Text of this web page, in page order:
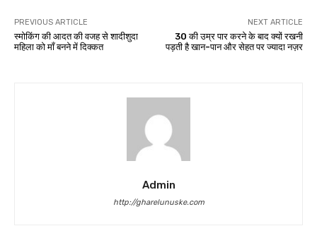
PREVIOUS ARTICLE
स्मोकिंग की आदत की वजह से शादीशुदा
महिला को माँ बनने में दिक्कत
NEXT ARTICLE
30 की उम्र पार करने के बाद क्यों रखनी
पड़ती है खान-पान और सेहत पर ज्यादा नज़र
Admin
http://gharelunuske.com